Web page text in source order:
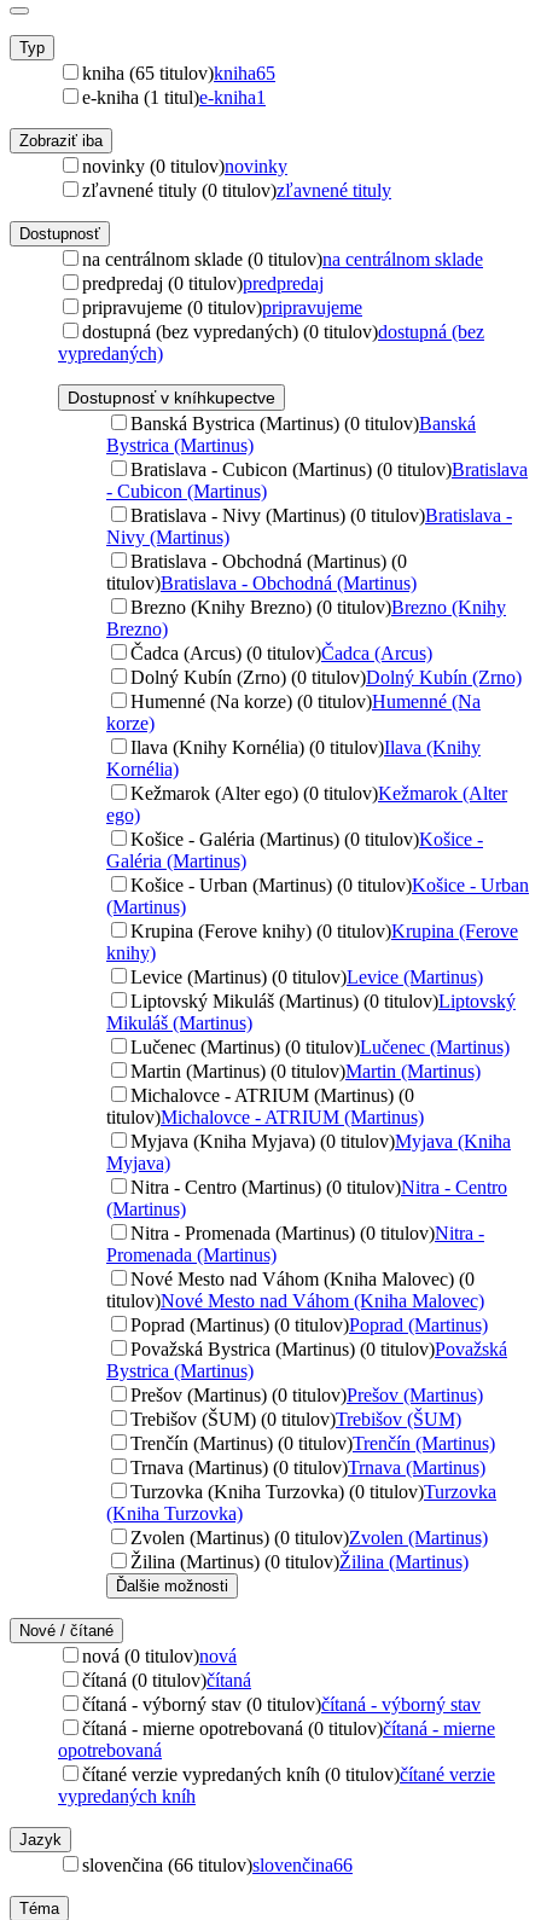
Typ
kniha (65 titulov)kniha65
e-kniha (1 titul)e-kniha1
Zobraziť iba
novinky (0 titulov)novinky
zľavnené tituly (0 titulov)zľavnené tituly
Dostupnosť
na centrálnom sklade (0 titulov)na centrálnom sklade
predpredaj (0 titulov)predpredaj
pripravujeme (0 titulov)pripravujeme
dostupná (bez vypredaných) (0 titulov)dostupná (bez
vypredaných)
Dostupnosť v kníhkupectve
Banská Bystrica (Martinus) (0 titulov)Banská
Bystrica (Martinus)
Bratislava - Cubicon (Martinus) (0 titulov)Bratislava
- Cubicon (Martinus)
Bratislava - Nivy (Martinus) (0 titulov)Bratislava -
Nivy (Martinus)
Bratislava - Obchodná (Martinus) (0
titulov)Bratislava - Obchodná (Martinus)
Brezno (Knihy Brezno) (0 titulov)Brezno (Knihy
Brezno)
Čadca (Arcus) (0 titulov)Čadca (Arcus)
Dolný Kubín (Zrno) (0 titulov)Dolný Kubín (Zrno)
Humenné (Na korze) (0 titulov)Humenné (Na
korze)
Ilava (Knihy Kornélia) (0 titulov)Ilava (Knihy
Kornélia)
Kežmarok (Alter ego) (0 titulov)Kežmarok (Alter
ego)
Košice - Galéria (Martinus) (0 titulov)Košice -
Galéria (Martinus)
Košice - Urban (Martinus) (0 titulov)Košice - Urban
(Martinus)
Krupina (Ferove knihy) (0 titulov)Krupina (Ferove
knihy)
Levice (Martinus) (0 titulov)Levice (Martinus)
Liptovský Mikuláš (Martinus) (0 titulov)Liptovský
Mikuláš (Martinus)
Lučenec (Martinus) (0 titulov)Lučenec (Martinus)
Martin (Martinus) (0 titulov)Martin (Martinus)
Michalovce - ATRIUM (Martinus) (0
titulov)Michalovce - ATRIUM (Martinus)
Myjava (Kniha Myjava) (0 titulov)Myjava (Kniha
Myjava)
Nitra - Centro (Martinus) (0 titulov)Nitra - Centro
(Martinus)
Nitra - Promenada (Martinus) (0 titulov)Nitra -
Promenada (Martinus)
Nové Mesto nad Váhom (Kniha Malovec) (0
titulov)Nové Mesto nad Váhom (Kniha Malovec)
Poprad (Martinus) (0 titulov)Poprad (Martinus)
Považská Bystrica (Martinus) (0 titulov)Považská
Bystrica (Martinus)
Prešov (Martinus) (0 titulov)Prešov (Martinus)
Trebišov (ŠUM) (0 titulov)Trebišov (ŠUM)
Trenčín (Martinus) (0 titulov)Trenčín (Martinus)
Trnava (Martinus) (0 titulov)Trnava (Martinus)
Turzovka (Kniha Turzovka) (0 titulov)Turzovka
(Kniha Turzovka)
Zvolen (Martinus) (0 titulov)Zvolen (Martinus)
Žilina (Martinus) (0 titulov)Žilina (Martinus)
Ďalšie možnosti
Nové / čítané
nová (0 titulov)nová
čítaná (0 titulov)čítaná
čítaná - výborný stav (0 titulov)čítaná - výborný stav
čítaná - mierne opotrebovaná (0 titulov)čítaná - mierne
opotrebovaná
čítané verzie vypredaných kníh (0 titulov)čítané verzie
vypredaných kníh
Jazyk
slovenčina (66 titulov)slovenčina66
Téma